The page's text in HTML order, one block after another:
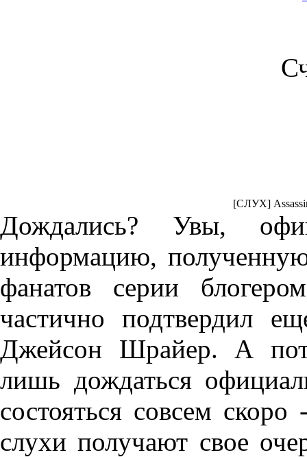
[СЛУХ]
Дождались? Увы,
информацию,
фанатов серии
частично подтвердил
Джейсон Шрайер. А
лишь дождаться
состояться совсем
слухи получают свое